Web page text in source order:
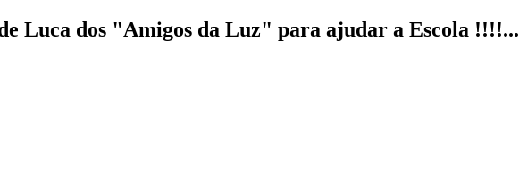
Luca dos "Amigos da Luz" para ajudar a Escola !!!!...